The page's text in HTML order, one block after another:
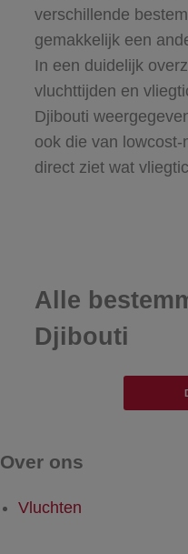
verschillende
gemakkelijk een
In een duidelijk
vluchttijden en
Djibouti
ook die van
direct ziet wat
Alle
Djibouti
Over ons
Vluchten